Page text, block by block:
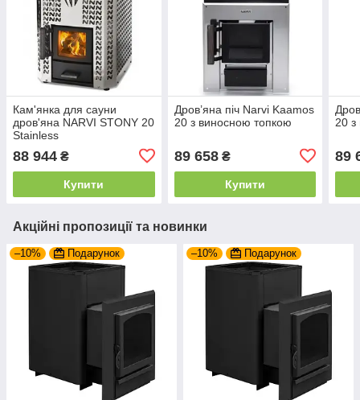
Кам'янка для сауни
дров'яна NARVI STONY 20
Stainless
88 944 ₴
Купити
Дров’яна піч Narvi Kaamos
20 з виносною топкою
89 658₴
Купити
20
89
Акційні пропозиції та новинки
–10% Подарунок –10% Подарунок